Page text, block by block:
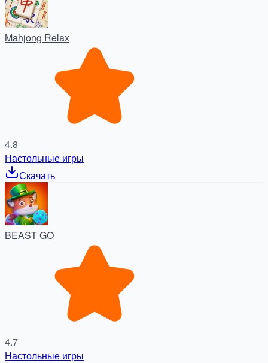
Mahjong Relax
4.8
Настольные игры
Скачать
BEAST GO
4.7
Настольные игры